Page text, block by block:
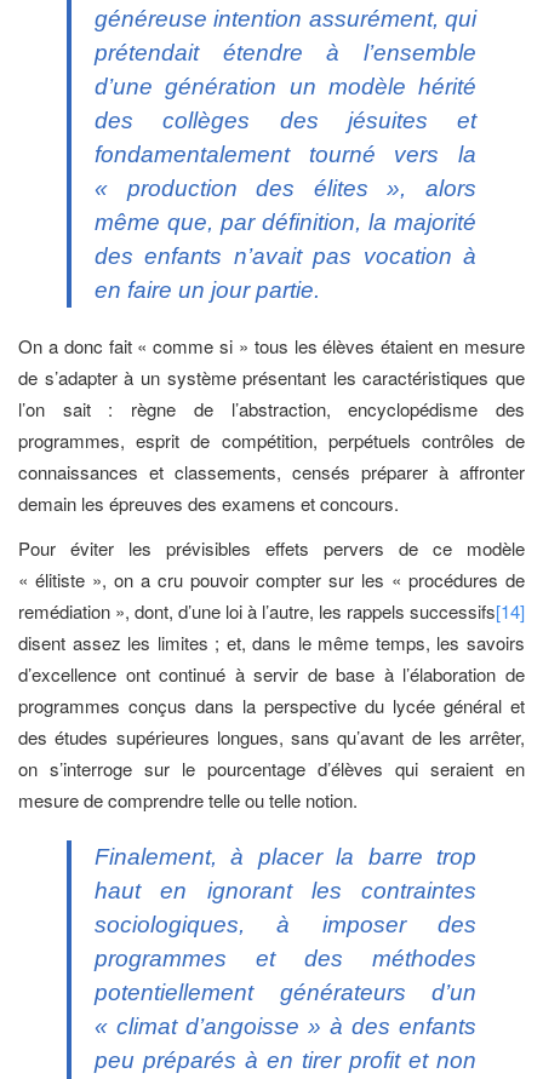
généreuse intention assurément, qui
prétendait étendre à l’ensemble
d’une génération un modèle hérité
des collèges des jésuites et
fondamentalement tourné vers la
« production des élites », alors
même que, par définition, la majorité
des enfants n’avait pas vocation à
en faire un jour partie.
On a donc fait « comme si » tous les élèves étaient en mesure
de s’adapter à un système présentant les caractéristiques que
l’on sait : règne de l’abstraction, encyclopédisme des
programmes, esprit de compétition, perpétuels contrôles de
connaissances et classements, censés préparer à affronter
demain les épreuves des examens et concours.
Pour éviter les prévisibles effets pervers de ce modèle
« élitiste », on a cru pouvoir compter sur les « procédures de
remédiation », dont, d’une loi à l’autre, les rappels successifs[14]
disent assez les limites ; et, dans le même temps, les savoirs
d’excellence ont continué à servir de base à l’élaboration de
programmes conçus dans la perspective du lycée général et
des études supérieures longues, sans qu’avant de les arrêter,
on s’interroge sur le pourcentage d’élèves qui seraient en
mesure de comprendre telle ou telle notion.
Finalement, à placer la barre trop
haut en ignorant les contraintes
sociologiques, à imposer des
programmes et des méthodes
potentiellement générateurs d’un
« climat d’angoisse » à des enfants
peu préparés à en tirer profit et non